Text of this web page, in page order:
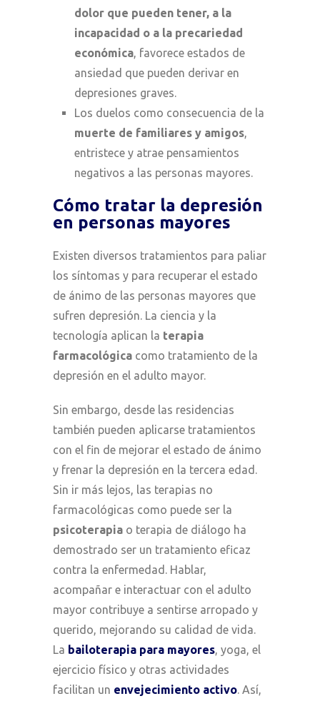
dolor que pueden tener, a la
incapacidad o a la precariedad
económica, favorece estados de
ansiedad que pueden derivar en
depresiones graves.
Los duelos como consecuencia de la
muerte de familiares y amigos,
entristece y atrae pensamientos
negativos a las personas mayores.
Cómo tratar la depresión
en personas mayores
Existen diversos tratamientos para paliar
los síntomas y para recuperar el estado
de ánimo de las personas mayores que
sufren depresión. La ciencia y la
tecnología aplican la terapia
farmacológica como tratamiento de la
depresión en el adulto mayor.
Sin embargo, desde las residencias
también pueden aplicarse tratamientos
con el fin de mejorar el estado de ánimo
y frenar la depresión en la tercera edad.
Sin ir más lejos, las terapias no
farmacológicas como puede ser la
psicoterapia o terapia de diálogo ha
demostrado ser un tratamiento eficaz
contra la enfermedad. Hablar,
acompañar e interactuar con el adulto
mayor contribuye a sentirse arropado y
querido, mejorando su calidad de vida.
La bailoterapia para mayores, yoga, el
ejercicio físico y otras actividades
facilitan un envejecimiento activo. Así,